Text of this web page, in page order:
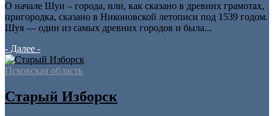
О начале Шуи – города, или, как сказано в древних грамотах,
пригородка, сказано в Никоновской летописи под 1539 годом.
Шуя — один из самых древних городов и была...
- Далее -
Псковская область
Старый Изборск